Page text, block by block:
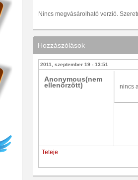
Nincs megvásárolható verzió.
Hozzászólások
2011, szeptember 19 - 13:51
Anonymous(nem
ellenőrzött) nincs
Teteje